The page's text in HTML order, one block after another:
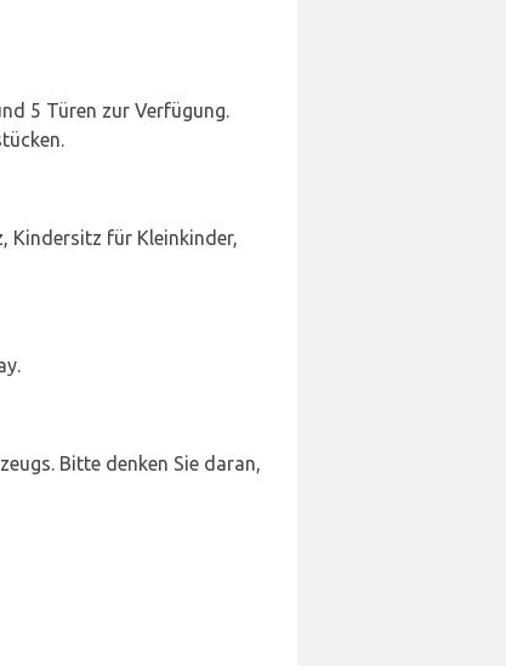
5 Türen zur Verfügung.
Kindersitz für Kleinkinder,
Bitte denken Sie daran,